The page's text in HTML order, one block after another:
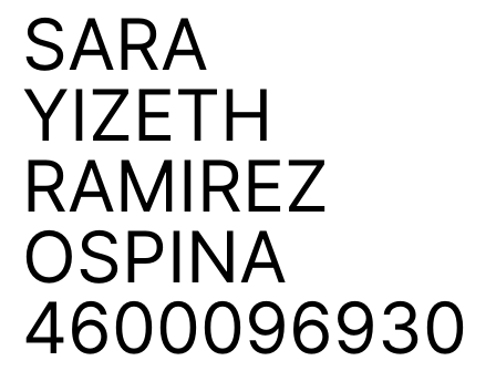
SARA
YIZETH
RAMIREZ
OSPINA
4600096930